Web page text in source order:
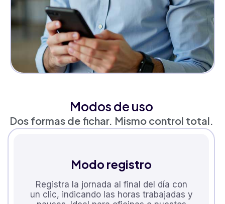
Modos de uso
Dos formas de fichar. Mismo control total.
Modo registro
Registra la jornada al final del día con
un clic, indicando las horas trabajadas y